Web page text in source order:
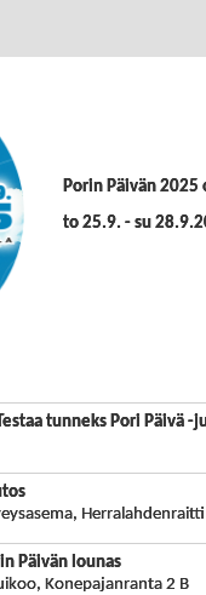
Porin Päivän 2025
to 25.9. - su
tunneks Pori Päivä
Päivän lounas
Konepajanranta 2 B